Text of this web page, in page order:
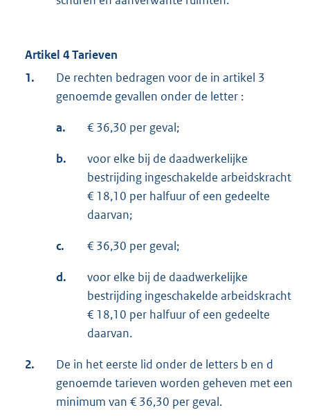
Artikel 4 Tarieven
1.
De rechten bedragen voor de in artikel 3
genoemde gevallen onder de letter :
a. € 36,30 per geval;
b.
voor elke bij de daadwerkelijke
bestrijding ingeschakelde arbeidskracht
€ 18,10 per halfuur of een gedeelte
daarvan;
c. € 36,30 per geval;
d.
voor elke bij de daadwerkelijke
bestrijding ingeschakelde arbeidskracht
€ 18,10 per halfuur of een gedeelte
daarvan.
2.
De in het eerste lid onder de letters b en d
genoemde tarieven worden geheven met een
minimum van € 36,30 per geval.